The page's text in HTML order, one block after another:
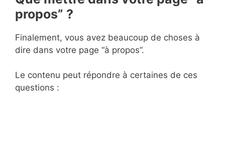
propos” ?
Finalement, vous avez beaucoup de choses à
dire dans votre page “à propos”.
Le contenu peut répondre à certaines de ces
questions :